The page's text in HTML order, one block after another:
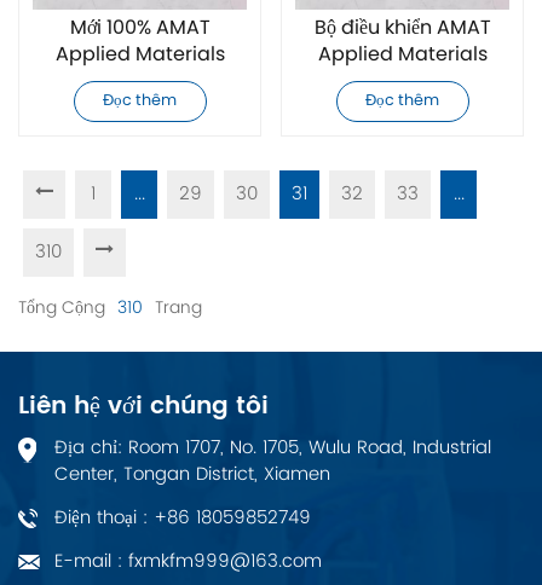
Mới 100% AMAT
Applied Materials
0190-75795 Bộ điều
khiển
Đọc thêm
Bộ điều khiển AMAT
Applied Materials
0190-34055 mới tinh
Đọc thêm
1 ... 29 30 31 32 33
...
310
Tổng Cộng 310 Trang
Liên hệ với chúng tôi
Địa chỉ: Room 1707, No. 1705, Wulu Road, Industrial
Center, Tongan District, Xiamen
Điện thoại : +86 18059852749
E-mail : fxmkfm999@163.com